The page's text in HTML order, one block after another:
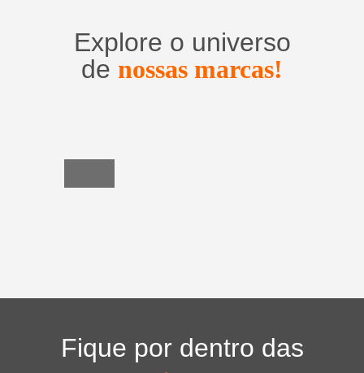
Explore o universo
de nossas marcas!
Fique por dentro das